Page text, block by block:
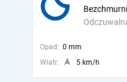
Opad: 0 mm
Wiatr:
5 km/h